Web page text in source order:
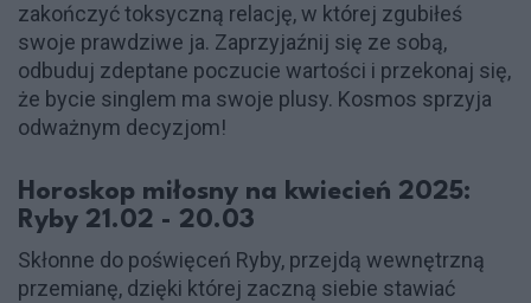
zakończyć toksyczną relację, w której zgubiłeś
swoje prawdziwe ja. Zaprzyjaźnij się ze sobą,
odbuduj zdeptane poczucie wartości i przekonaj się,
że bycie singlem ma swoje plusy. Kosmos sprzyja
odważnym decyzjom!
Horoskop miłosny na kwiecień 2025:
Ryby 21.02 - 20.03
Skłonne do poświęceń Ryby, przejdą wewnętrzną
przemianę, dzięki której zaczną siebie stawiać